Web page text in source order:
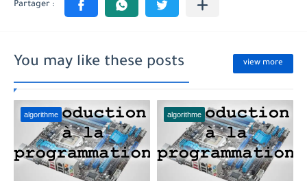
You may like these posts view more
algorithme algorithme